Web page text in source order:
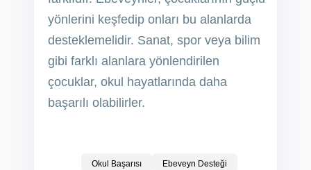
yönlerini keşfedip onları bu alanlarda
desteklemelidir. Sanat, spor veya bilim
gibi farklı alanlara yönlendirilen
çocuklar, okul hayatlarında daha
başarılı olabilirler.
Okul Başarısı Ebeveyn Desteği